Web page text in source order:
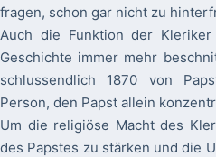
fragen, schon gar nicht zu
Auch die Funktion der
Geschichte immer mehr
schlussendlich 1870 von
Person, den Papst allein
Um die religiöse Macht des
des Papstes zu stärken und die